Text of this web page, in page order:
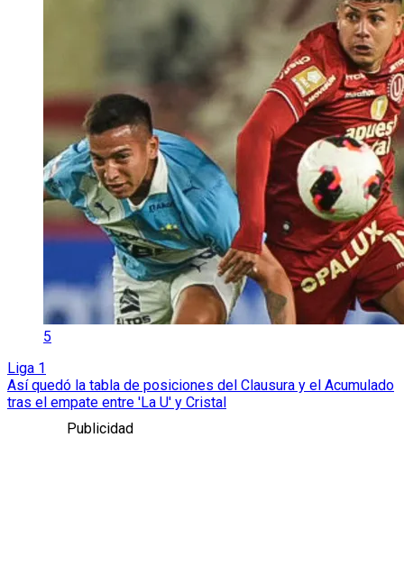
5
Liga 1
Así quedó la tabla de posiciones del Clausura y el Acumulado
tras el empate entre 'La U' y Cristal
Publicidad